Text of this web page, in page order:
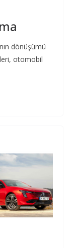
dönüşümü
otomobil